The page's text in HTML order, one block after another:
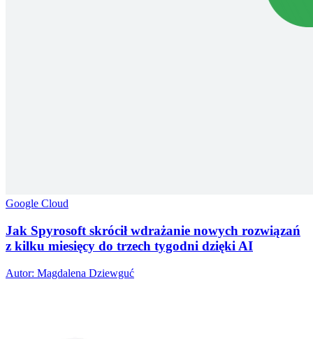
Google Cloud
Jak Spyrosoft skrócił wdrażanie nowych rozwiązań
z kilku miesięcy do trzech tygodni dzięki AI
Autor: Magdalena Dziewguć